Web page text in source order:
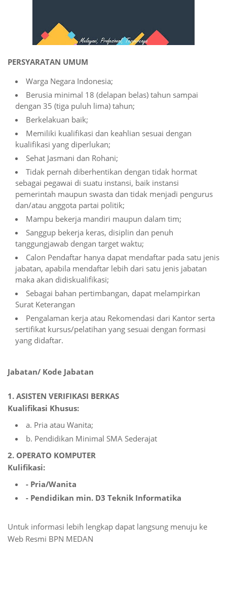
PERSYARATAN UMUM
Warga Negara Indonesia;
Berusia minimal 18 (delapan belas) tahun sampai
dengan 35 (tiga puluh lima) tahun;
Berkelakuan baik;
Memiliki kualifikasi dan keahlian sesuai dengan
kualifikasi yang diperlukan;
Sehat Jasmani dan Rohani;
Tidak pernah diberhentikan dengan tidak hormat
sebagai pegawai di suatu instansi, baik instansi
pemerintah maupun swasta dan tidak menjadi pengurus
dan/atau anggota partai politik;
Mampu bekerja mandiri maupun dalam tim;
Sanggup bekerja keras, disiplin dan penuh
tanggungjawab dengan target waktu;
Calon Pendaftar hanya dapat mendaftar pada satu jenis
jabatan, apabila mendaftar lebih dari satu jenis jabatan
maka akan didiskualifikasi;
Sebagai bahan pertimbangan, dapat melampirkan
Surat Keterangan
Pengalaman kerja atau Rekomendasi dari Kantor serta
sertifikat kursus/pelatihan yang sesuai dengan formasi
yang didaftar.
Jabatan/ Kode Jabatan
1. ASISTEN VERIFIKASI BERKAS
Kualifikasi Khusus:
a. Pria atau Wanita;
b. Pendidikan Minimal SMA Sederajat
2. OPERATO KOMPUTER
Kulifikasi:
- Pria/Wanita
- Pendidikan min. D3 Teknik Informatika
Untuk informasi lebih lengkap dapat langsung menuju ke
Web Resmi BPN MEDAN